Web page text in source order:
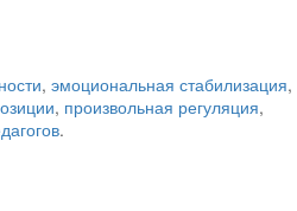
, эмоциональная стабилизация,
, произвольная регуляция,
.